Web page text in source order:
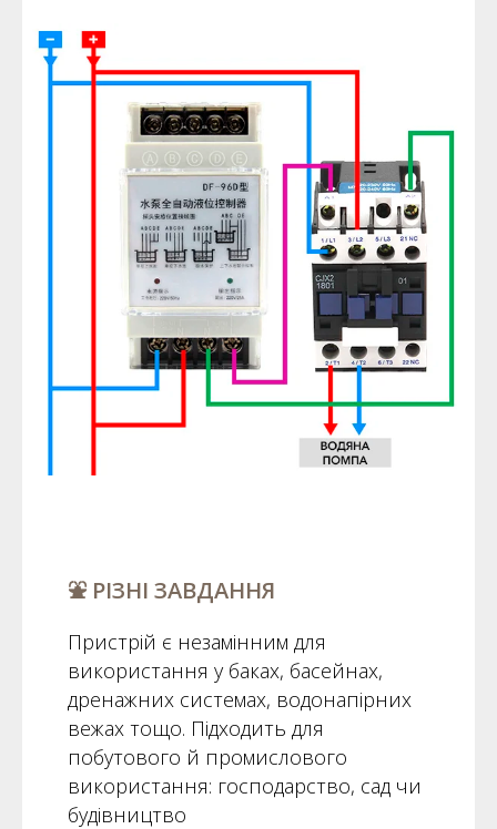
⛲️ РІЗНІ ЗАВДАННЯ
Пристрій є незамінним для
використання у баках, басейнах,
дренажних системах, водонапірних
вежах тощо. Підходить для
побутового й промислового
використання: господарство, сад чи
будівництво